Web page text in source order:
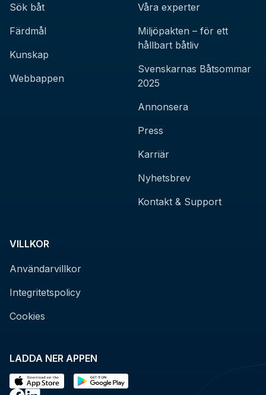
LADDA NER APPEN
Sök båt
Färdmål
Kunskap
Webbappen
Våra experter
Miljöpakten – för ett
hållbart båtliv
Svenskarnas Båtsommar
2025
Annonsera
Press
Karriär
Nyhetsbrev
Kontakt & Support
VILLKOR
Användarvillkor
Integritetspolicy
Cookies